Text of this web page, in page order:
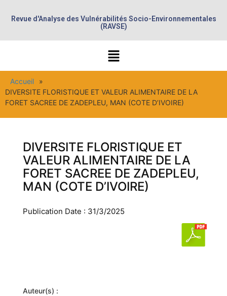
Revue d'Analyse des Vulnérabilités Socio-Environnementales
(RAVSE)
Accueil
»
DIVERSITE FLORISTIQUE ET VALEUR ALIMENTAIRE DE LA
FORET SACREE DE ZADEPLEU, MAN (COTE D’IVOIRE)
DIVERSITE FLORISTIQUE ET
VALEUR ALIMENTAIRE DE LA
FORET SACREE DE ZADEPLEU,
MAN (COTE D’IVOIRE)
Publication Date : 31/3/2025
Auteur(s) :